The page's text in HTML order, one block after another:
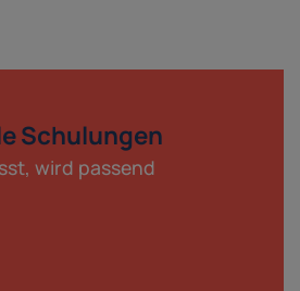
Schulungen
wird passend